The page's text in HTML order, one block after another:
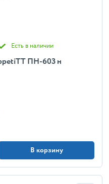
Есть в наличии
ПН-603 н
В корзину